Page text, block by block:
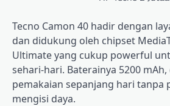
Tecno Camon 40 hadir dengan
dan didukung oleh chipset
Ultimate yang cukup powerful
sehari-hari. Baterainya 5200
pemakaian sepanjang hari tanpa
mengisi daya.